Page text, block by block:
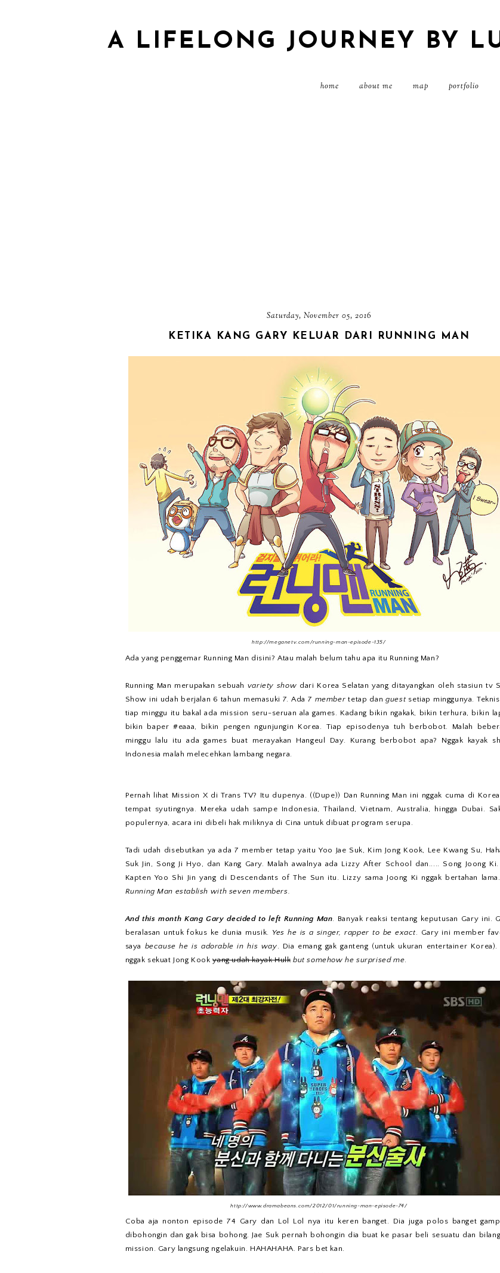
A LIFELONG JOURNEY BY
home about me map portfolio
Saturday, November 05, 2016
KETIKA KANG GARY KELUAR DARI RUNNING MAN
http://meganetv.com/running-man-episode-135/
Ada yang penggemar Running Man disini? Atau malah belum tahu apa itu Running Man?
Running Man merupakan sebuah variety show dari Korea Selatan yang ditayangkan oleh stasiun tv
Show ini udah berjalan 6 tahun memasuki 7. Ada 7 member tetap danguest setiap minggunya.
tiap minggu itu bakal ada mission seru-seruan ala games. Kadang bikin ngakak, bikin terhura, bikin
bikin baper #eaaa, bikin pengen ngunjungin Korea. Tiap episodenya tuh berbobot. Malah
minggu lalu itu ada games buat merayakan Hangeul Day. Kurang berbobot apa? Nggak kayak
Indonesia malah melecehkan lambang negara.
Pernah lihat Mission X di Trans TV? Itu dupenya. ((Dupe)) Dan Running Man ini nggak cuma di
tempat syutingnya. Mereka udah sampe Indonesia, Thailand, Vietnam, Australia, hingga Dubai.
populernya, acara ini dibeli hak miliknya di Cina untuk dibuat program serupa.
Tadi udah disebutkan ya ada 7 member tetap yaitu Yoo Jae Suk, Kim Jong Kook, Lee Kwang Su,
Suk Jin, Song Ji Hyo, dan Kang Gary. Malah awalnya ada Lizzy After School dan..... Song Joong Ki.
Kapten Yoo Shi Jin yang di Descendants of The Sun itu. Lizzy sama Joong Ki nggak bertahan
Running Man establish with seven members.
And this month Kang Gary decided to left Running Man . Banyak reaksi tentang keputusan Gary ini.
beralasan untuk fokus ke dunia musik. Yes he is a singer, rapper to be exact . Gary ini member
saya because he is adorable in his way . Dia emang gak ganteng (untuk ukuran entertainer Korea).
nggak sekuat Jong Kookyang udah kayak Hulk but somehow he surprised me
http://www.dramabeans.com/2012/01/running-man-episode-74/
Coba aja nonton episode 74 Gary dan Lol Lol nya itu keren banget. Dia juga polos banget
dibohongin dan gak bisa bohong. Jae Suk pernah bohongin dia buat ke pasar beli sesuatu dan
mission. Gary langsung ngelakuin. HAHAHAHA. Pars bet kan.